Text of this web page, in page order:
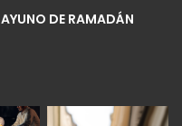
DE RAMADÁN